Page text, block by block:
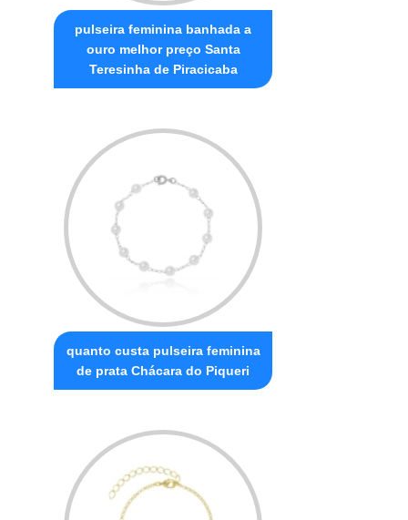
pulseira feminina banhada a
ouro melhor preço Santa
Teresinha de Piracicaba
quanto custa pulseira feminina
de prata Chácara do Piqueri